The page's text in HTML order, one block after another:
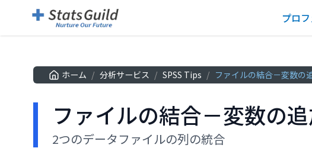
プロ
ホーム / 分析サービス / SPSS Tips / ファイルの結合－変数の
ファイルの結合－変数の
2つのデータファイルの列の統合